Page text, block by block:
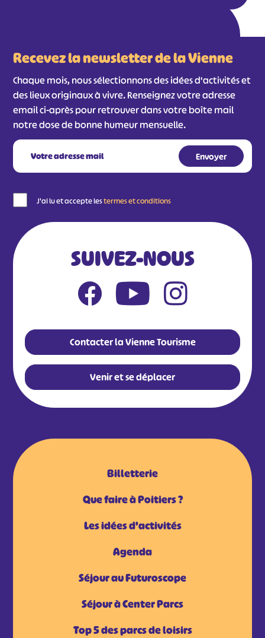
Recevez la newsletter de la Vienne
Chaque mois, nous sélectionnons des idées d'activités et
des lieux originaux à vivre. Renseignez votre adresse
email ci-après pour retrouver dans votre boîte mail
notre dose de bonne humeur mensuelle.
J'ai lu et accepte lestermes et conditions
SUIVEZ-NOUS
Contacter la Vienne Tourisme
Venir et se déplacer
Billetterie
Que faire à Poitiers ?
Les idées d'activités
Agenda
Séjour au Futuroscope
Séjour à Center Parcs
Top 5 des parcs de loisirs
# #
#
#